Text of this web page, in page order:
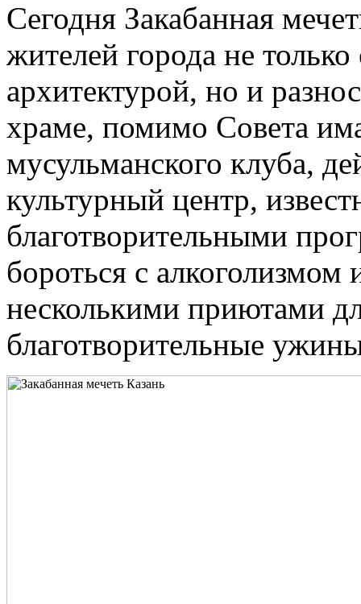
Сегодня Закабанная
жителей города не
архитектурой, но и
храме, помимо Совета
мусульманского клуба,
культурный центр,
благотворительными
бороться с алкоголизмом
несколькими приютами
благотворительные